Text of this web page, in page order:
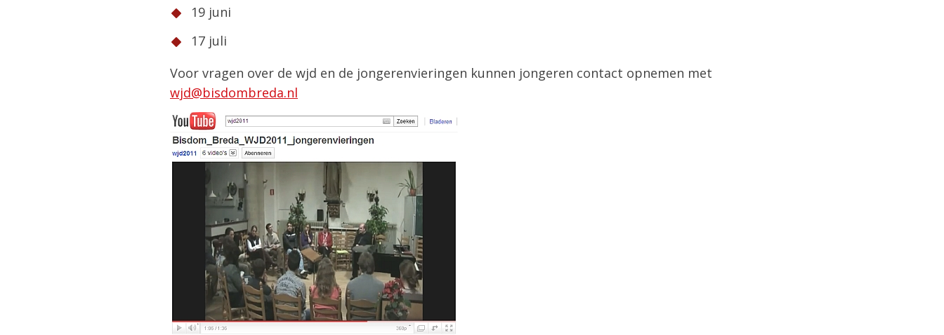
19 juni
17 juli
Voor vragen over de wjd en de jongerenvieringen kunnen jongeren contact opnemen met
wjd@bisdombreda.nl